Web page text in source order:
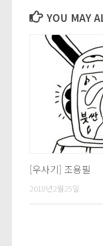
YOU MAY
[우사기] 조용필
2018년2월25일